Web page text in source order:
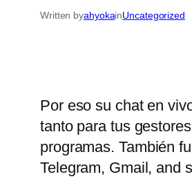
Written byahyokainUncategorized
Por eso su chat en
tanto para tus
programas. También
Telegram, Gmail, and